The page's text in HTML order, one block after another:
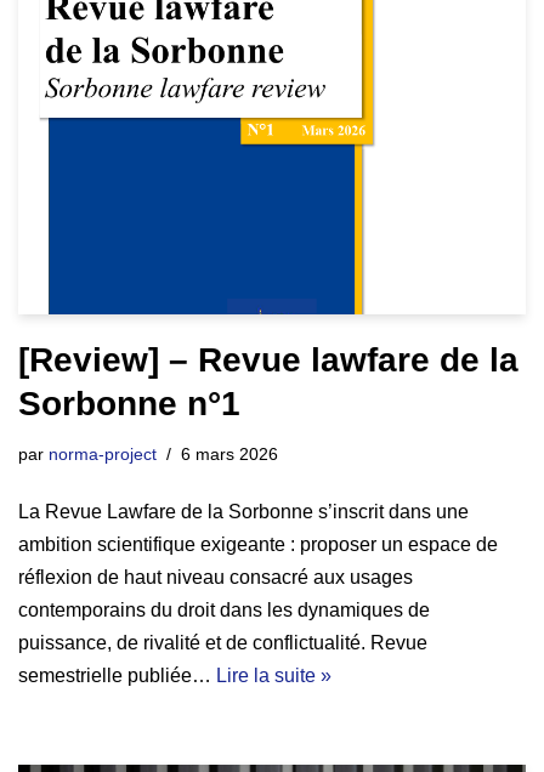
[Review] – Revue lawfare de la
Sorbonne n°1
par norma-project 6 mars 2026
La Revue Lawfare de la Sorbonne s’inscrit dans une
ambition scientifique exigeante : proposer un espace de
réflexion de haut niveau consacré aux usages
contemporains du droit dans les dynamiques de
puissance, de rivalité et de conflictualité. Revue
semestrielle publiée… Lire la suite »